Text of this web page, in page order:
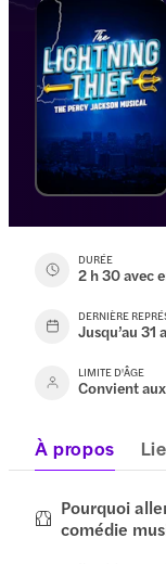
DURÉE
2 h 30 avec
DERNIÈRE
Jusqu’au 31
LIMITE D'ÂGE
Convient
À propos
Pourquoi
comédie